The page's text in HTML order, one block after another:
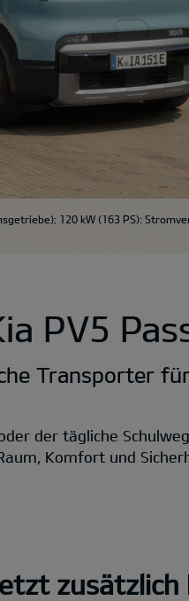
120 kW (163 PS):
PV5
Transporter
der tägliche
Komfort und
zusätzlich